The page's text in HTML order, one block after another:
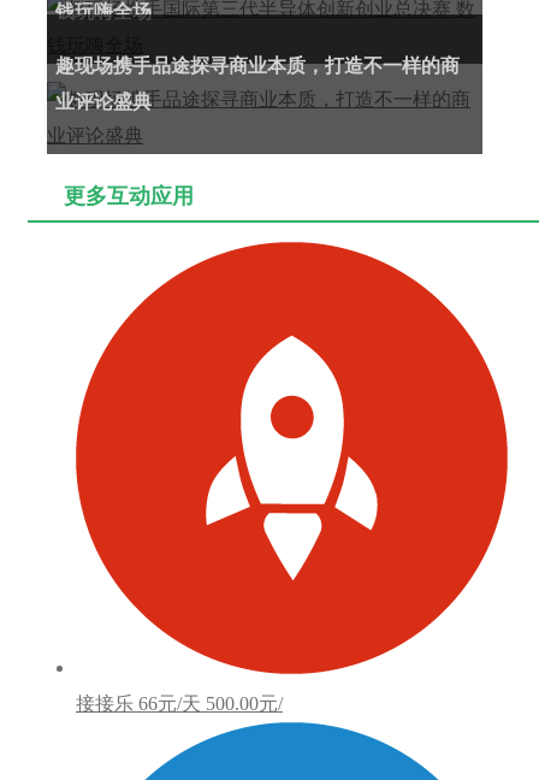
钱玩嗨全场
趣现场携手品途探寻商业本质，打造不一样的商
业评论盛典
更多互动应用
接接乐 66元/天 500.00元/